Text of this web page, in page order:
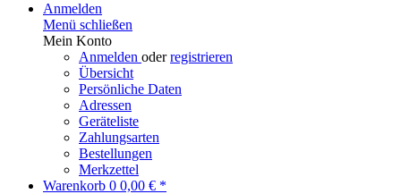
Anmelden
Menü schließen
Mein Konto
Anmelden oderregistrieren
Übersicht
Persönliche Daten
Adressen
Geräteliste
Zahlungsarten
Bestellungen
Merkzettel
Warenkorb 0 0,00 € *